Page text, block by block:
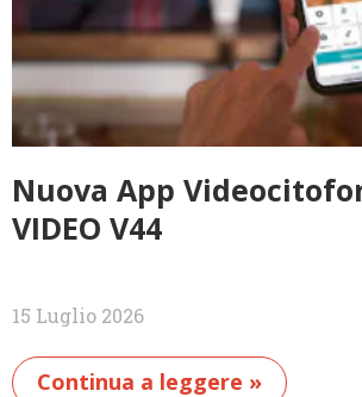
Nuova App
VIDEO V44
15 Luglio 2026
Continua a leggere »